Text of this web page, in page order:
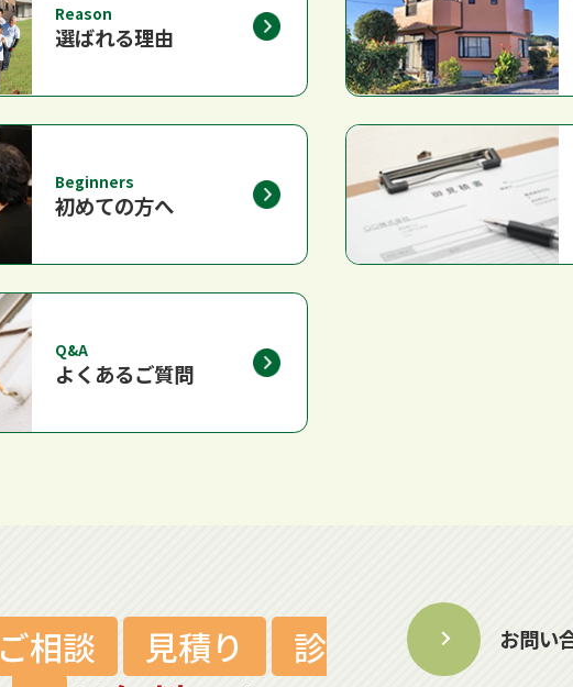
Reason
選ばれる理由
Beginners
初めての方へ
Q&A
よくあるご質問
ご相談 見積り
診
お問い